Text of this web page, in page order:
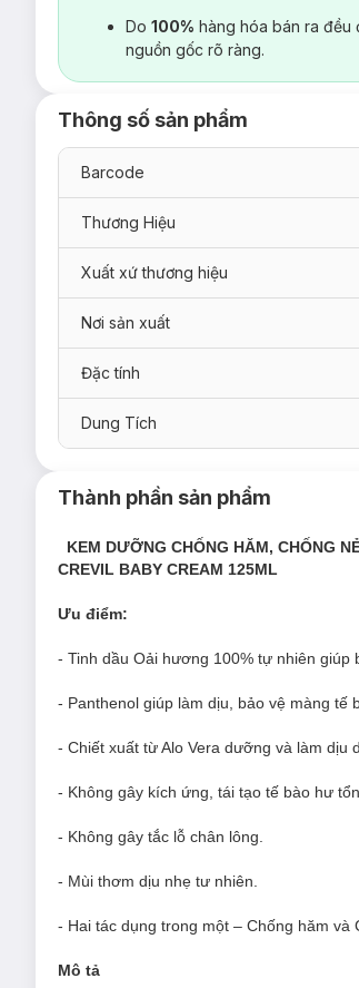
Do 100% hàng hóa bán ra đều
nguồn gốc rõ ràng.
Thông số sản phẩm
Barcode
Thương Hiệu
Xuất xứ thương hiệu
Nơi sản xuất
Đặc tính
Dung Tích
Thành phần sản phẩm
KEM DƯỠNG CHỐNG HĂM, CHỐNG
CREVIL BABY CREAM 125ML
Ưu điểm:
- Tinh dầu Oải hương 100% tự nhiên giúp
- Panthenol giúp làm dịu, bảo vệ màng tế
- Chiết xuất từ Alo Vera dưỡng và làm dịu
- Không gây kích ứng, tái tạo tế bào hư
- Không gây tắc lỗ chân lông.
- Mùi thơm dịu nhẹ tư nhiên.
- Hai tác dụng trong một – Chống hăm và
Mô tả